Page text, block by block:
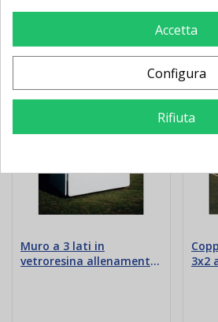
Potrebbe Anche
Muro a 3 lati in
vetroresina allenamento
In
3x2
Accetta
Configura
Rifiuta